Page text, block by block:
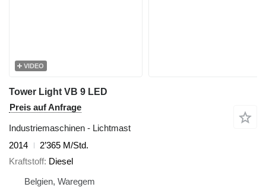
VIDEO
Tower Light VB 9 LED
Preis auf Anfrage
Industriemaschinen - Lichtmast
2014
2’365 M/Std.
Kraftstoff Diesel
Belgien, Waregem